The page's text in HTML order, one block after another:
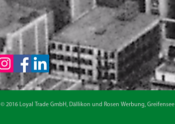
© 2016 Loyal Trade GmbH, Dällikon und Rosen Werbung, Greifensee